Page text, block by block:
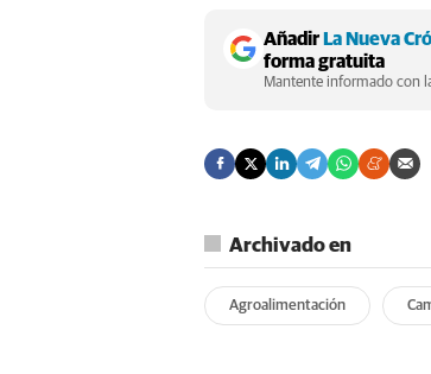
AñadirLa Nueva
forma gratuita
Mantente informado con
Archivado en
Agroalimentación